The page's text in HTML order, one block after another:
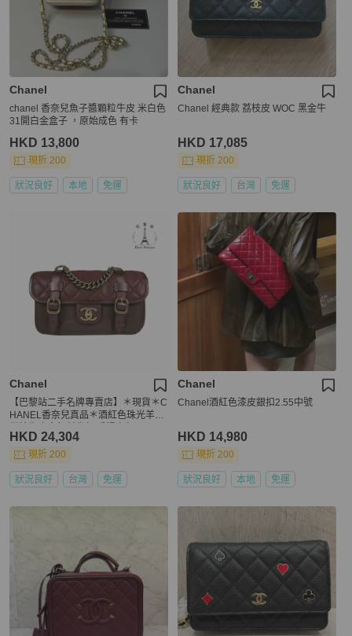
Chanel
chanel 香奈兒魚子醬顆粒牛皮 米白色
31開白金盒子 ，原始成色 有卡
HKD 13,800
現折 200
狀況良好 本地 免運
Chanel
Chanel 經典款 荔枝皮 WOC 黑金牛
HKD 17,085
現折 200
狀況良好 台灣 免運
Chanel
【巴黎站二手名牌專賣店】＊現貨＊C
HANEL香奈兒真品＊酒紅色珠光羊皮
HKD 24,304
現折 200
狀況良好 台灣 免運
Chanel
Chanel酒紅色漆皮銀扣2.55中號
HKD 14,980
現折 200
狀況良好 本地 免運